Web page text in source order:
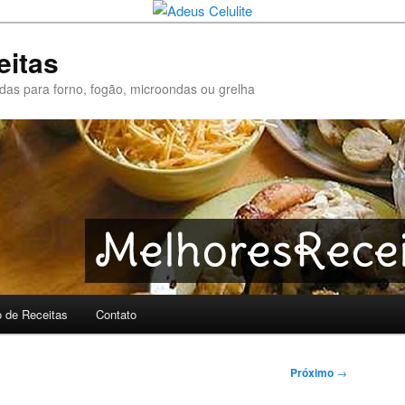
para forno, fogão, microondas ou grelha
de Receitas Contato
Próximo →